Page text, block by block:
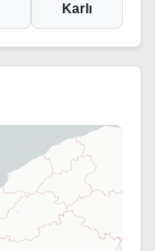
Karlı